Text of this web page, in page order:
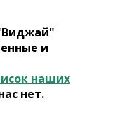
и
наших
нет.